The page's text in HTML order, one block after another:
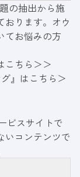
の抽出から施
おります。オウ
てお悩みの方
こちら＞＞
』はこちら＞
ビスサイトで
いコンテンツで